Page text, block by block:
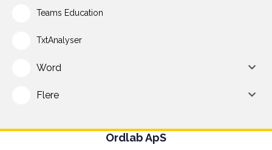
Teams Education
TxtAnalyser
Word
Flere
Ordlab ApS